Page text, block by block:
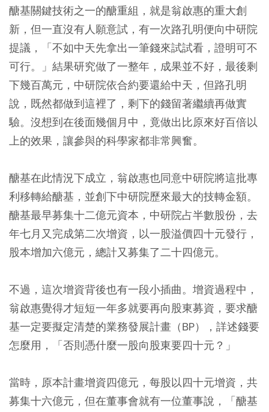
醣基關鍵技術之一的醣重組，就是翁啟惠的重大創
新，但一直沒有人願意試，有一次路孔明便向中研院
提議，「不如中天先拿出一筆錢來試試看，證明可不
可行。」結果研究做了一整年，成果並不好，最後剩
下幾百萬元，中研院依合約要還給中天，但路孔明
說，既然都做到這裡了，剩下的錢留著繼續再做實
驗。沒想到在後面幾個月中，竟做出比原來好百倍以
上的效果，讓參與的科學家都非常興奮。
醣基在此情況下成立，翁啟惠也同意中研院將這批專
利移轉給醣基，並創下中研院歷來最大的技轉金額。
醣基最早募集十二億元資本，中研院占半數股份，去
年七月又完成第二次增資，以一股溢價四十元發行，
股本增加六億元，總計又募集了二十四億元。
不過，這次增資背後也有一段小插曲。增資過程中，
翁啟惠覺得才短短一年多就要再向股東募資，要求醣
基一定要擬定清楚的業務發展計畫（BP），詳述錢要
怎麼用，「否則憑什麼一股向股東要四十元？」
當時，原本計畫增資四億元，每股以四十元增資，共
募集十六億元，但在董事會就有一位董事說，「醣基